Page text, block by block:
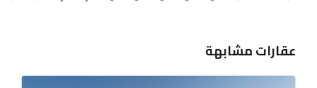
عقارات مشابهة